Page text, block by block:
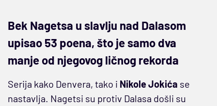
Bek Nagetsa u slavlju nad Dalasom
upisao 53 poena, što je samo dva
manje od njegovog ličnog rekorda
Serija kako Denvera, tako i Nikole Jokića se
nastavlja. Nagetsi su protiv Dalasa došli su